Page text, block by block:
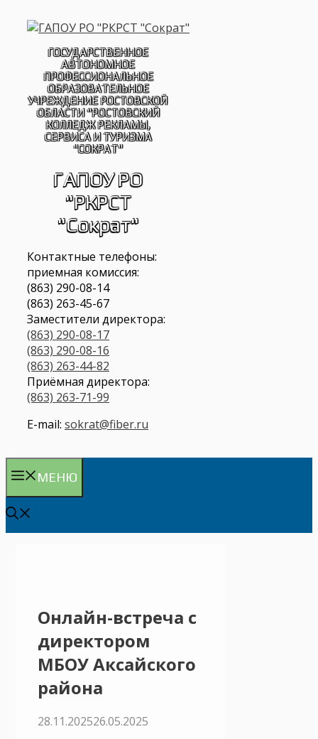
содержимому
ГОСУДАРСТВЕННОЕ
АВТОНОМНОЕ
ПРОФЕССИОНАЛЬНОЕ
ОБРАЗОВАТЕЛЬНОЕ
УЧРЕЖДЕНИЕ РОСТОВСКОЙ
ОБЛАСТИ "РОСТОВСКИЙ
КОЛЛЕДЖ РЕКЛАМЫ,
СЕРВИСА И ТУРИЗМА
"СОКРАТ"
ГАПОУ РО
"РКРСТ
"Сократ"
Контактные телефоны:
приемная комиссия:
(863) 290-08-14
(863) 263-45-67
Заместители директора:
(863) 290-08-17
(863) 290-08-16
(863) 263-44-82
Приёмная директора:
(863) 263-71-99
E-mail: sokrat@fiber.ru
МЕНЮ
Онлайн-встреча с
директором
МБОУ Аксайского
района
28.11.202526.05.2025